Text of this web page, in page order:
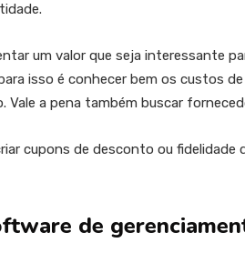
um valor que seja interessante
isso é conhecer bem os custos
Vale a pena também buscar
cupons de desconto ou fidelidade
de